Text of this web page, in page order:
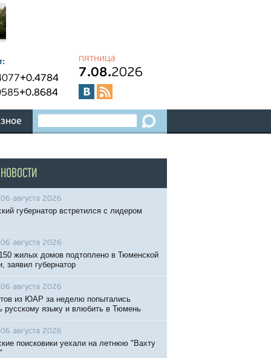
+0.4784
+0.8684
пятница
7.08.2026
06 августа 2026
губернатор встретился с лидером
06 августа 2026
жилых домов подтоплено в Тюменской
заявил губернатор
06 августа 2026
из ЮАР за неделю попытались
русскому языку и влюбить в Тюмень
06 августа 2026
поисковики уехали на летнюю "Вахту